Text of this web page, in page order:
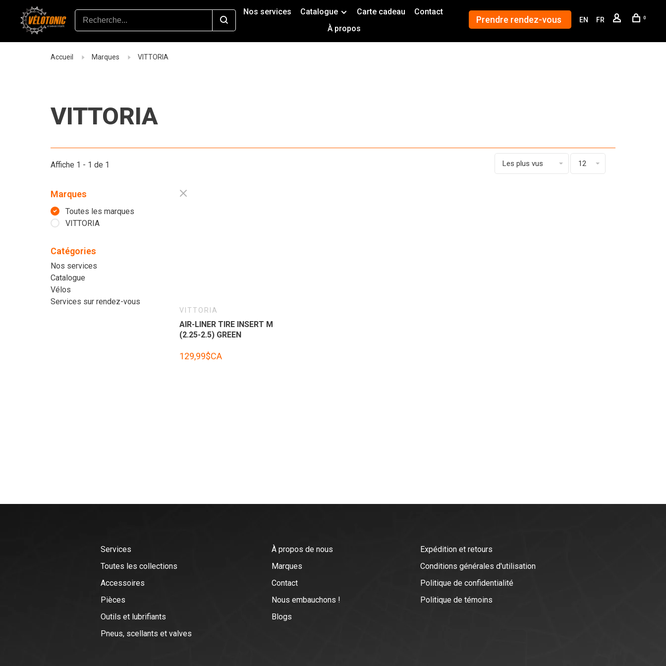
Nos services Catalogue Carte cadeau
Contact
À propos
Prendre rendez-vous EN FR 0
Accueil Marques VITTORIA
VITTORIA
Affiche 1 - 1 de 1 Les plus vus 12
Catégories
Nos services
Catalogue
Vélos
Services sur rendez-vous
Marques
Toutes les marques
VITTORIA
VITTORIA
AIR-LINER TIRE INSERT M
(2.25-2.5) GREEN
129,99$CA
Services
Toutes les collections
Accessoires
Pièces
Outils et lubrifiants
Pneus, scellants et valves
À propos de nous
Marques
Contact
Nous embauchons !
Blogs
Expédition et retours
Conditions générales d'utilisation
Politique de confidentialité
Politique de témoins